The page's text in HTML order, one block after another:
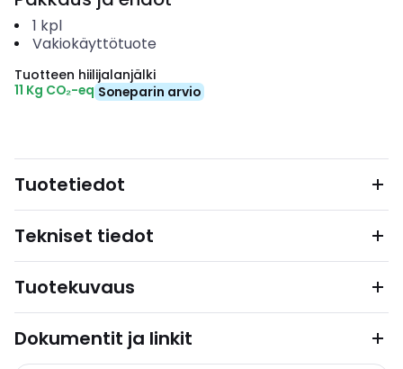
1 kpl
Vakiokäyttötuote
Tuotteen hiilijalanjälki
11 Kg CO₂-eq Soneparin arvio
Tuotetiedot
Tekniset tiedot
Tuotekuvaus
Dokumentit ja linkit